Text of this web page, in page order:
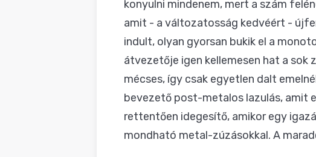
konyulni mindenem, mert a szám
amit - a változatosság kedvéért -
indult, olyan gyorsan bukik el a
átvezetője igen kellemesen hat a
mécses, így csak egyetlen dalt
bevezető post-metalos lazulás, amit
rettentően idegesítő, amikor egy
mondható metal-zúzásokkal. A